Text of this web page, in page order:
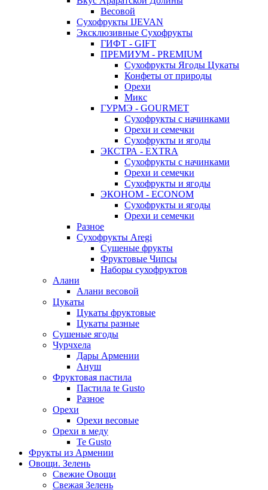
Весовой
Сухофрукты IJEVAN
Эксклюзивные Сухофрукты
ГИФТ - GIFT
ПРЕМИУМ - PREMIUM
Сухофрукты Ягоды Цукаты
Конфеты от природы
Орехи
Микс
ГУРМЭ - GOURMET
Сухофрукты с начинками
Орехи и семечки
Сухофрукты и ягоды
ЭКСТРА - EXTRA
Сухофрукты с начинками
Орехи и семечки
Сухофрукты и ягоды
ЭКОНОМ - ECONOM
Сухофрукты и ягоды
Орехи и семечки
Разное
Сухофрукты Aregi
Сушеные фрукты
Фруктовые Чипсы
Наборы сухофруктов
Алани
Алани весовой
Цукаты
Цукаты фруктовые
Цукаты разные
Сушеные ягоды
Чурчхела
Дары Армении
Ануш
Фруктовая пастила
Пастила te Gusto
Разное
Орехи
Орехи весовые
Орехи в меду
Te Gusto
Фрукты из Армении
Овощи. Зелень
Свежие Овощи
Свежая Зелень